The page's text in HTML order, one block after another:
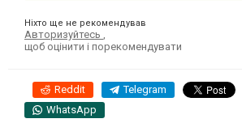
Ніхто ще не рекомендував
Авторизуйтесь
щоб оцінити і порекомендувати
Reddit Telegram
WhatsApp